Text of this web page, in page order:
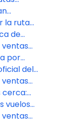
con las
la ruta
de
la
– París
ventas
a
por
que
del
ventas
entre
cerca:
nueva
un
vuelos
a
ventas